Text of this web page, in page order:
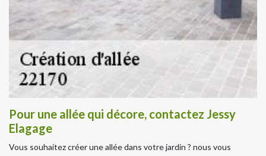
Pour une allée qui décore, contactez Jessy
Elagage
Vous souhaitez créer une allée dans votre jardin ? nous vous